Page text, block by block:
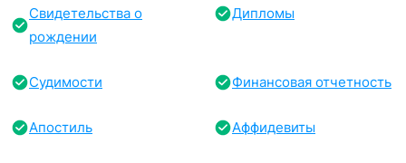
Свидетельства о
рождении
Дипломы
Судимости Финансовая отчетность
Апостиль Аффидевиты